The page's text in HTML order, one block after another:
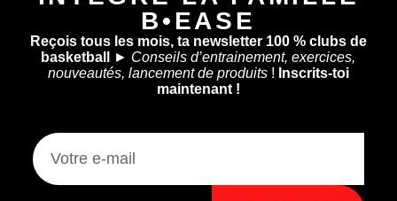
B•EASE
Reçois tous les mois, ta newsletter 100 % clubs de
basketball
► Conseils d’entrainement, exercices,
nouveautés, lancement de produits! Inscrits-toi
maintenant !